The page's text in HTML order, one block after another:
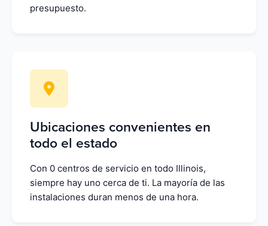
presupuesto.
Ubicaciones convenientes en
todo el estado
Con 0 centros de servicio en todo Illinois,
siempre hay uno cerca de ti. La mayoría de las
instalaciones duran menos de una hora.